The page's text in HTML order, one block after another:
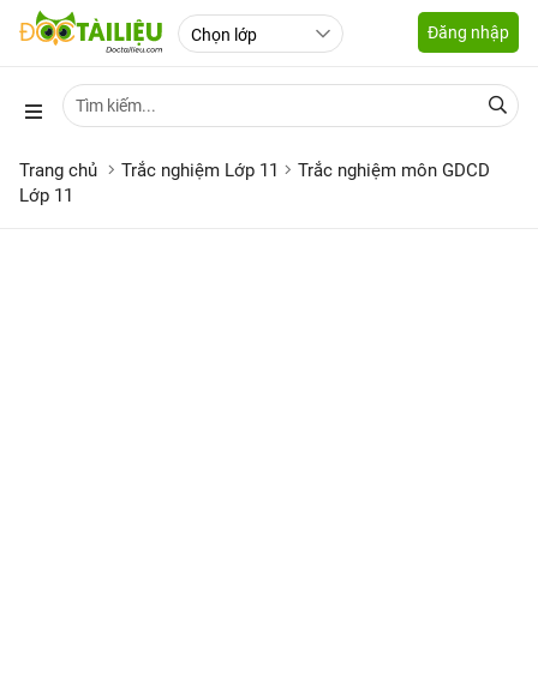
Đăng nhập
Trang chủ Trắc nghiệm Lớp 11
Trắc nghiệm môn GDCD
Lớp 11